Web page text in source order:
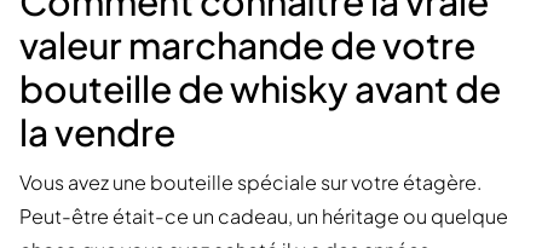
valeur marchande de votre
bouteille de whisky avant de
la vendre
Vous avez une bouteille spéciale sur votre étagère.
Peut-être était-ce un cadeau, un héritage ou quelque